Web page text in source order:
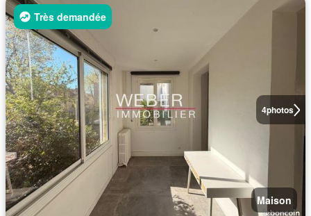
4photos
Très demandée
Maison